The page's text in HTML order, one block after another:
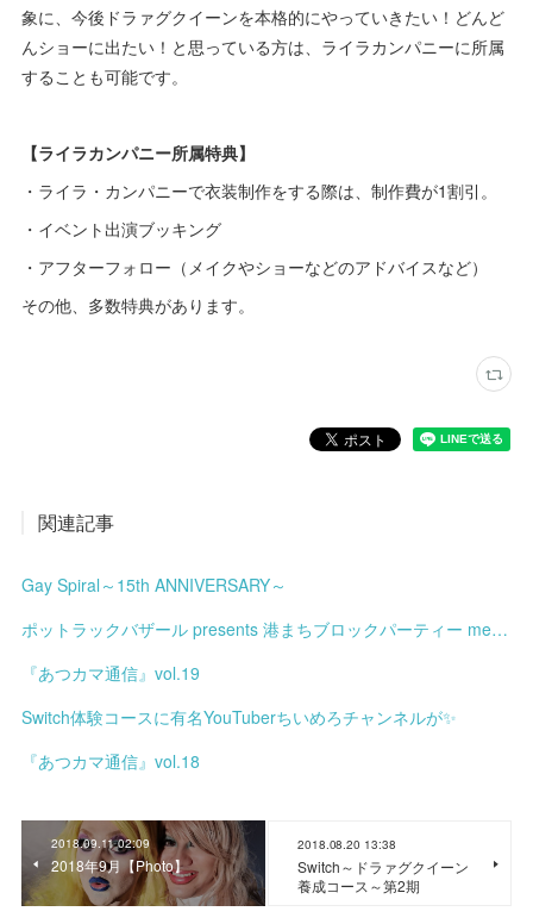
象に、今後ドラァグクイーンを本格的にやっていきたい！どんど
んショーに出たい！と思っている方は、ライラカンパニーに所属
することも可能です。
【ライラカンパニー所属特典】
・ライラ・カンパニーで衣装制作をする際は、制作費が1割引。
・イベント出演ブッキング
・アフターフォロー（メイクやショーなどのアドバイスなど）
その他、多数特典があります。
関連記事
Gay Spiral～15th ANNIVERSARY～
ポットラックバザール presents 港まちブロックパーティー meets みなと土曜市
『あつカマ通信』vol.19
Switch体験コースに有名YouTuberちいめろチャンネルが✨
『あつカマ通信』vol.18
2018.09.11 02:09
2018年9月【Photo】
2018.08.20 13:38
Switch～ドラァグクイーン
養成コース～第2期